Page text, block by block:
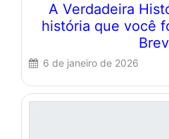
A Verdadeira
história que você
6 de janeiro de 2026